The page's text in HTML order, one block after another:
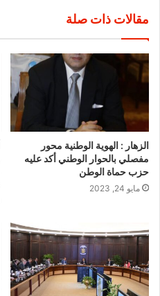
مقالات ذات صلة
الزهار : الهوية الوطنية محور
مفصلي بالحوار الوطني أكد عليه
حزب حماة الوطن
مايو 24, 2023